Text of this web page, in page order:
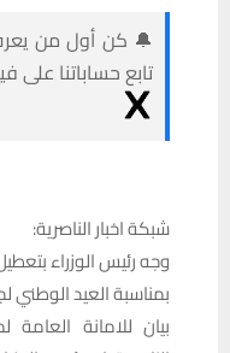
🔔 كن أول من يعرف
تابع حساباتنا
شبكة اخبار الناصرية:
وجه رئيس الوزراء
بمناسبة العيد الوطني
بيان للامانة العامة